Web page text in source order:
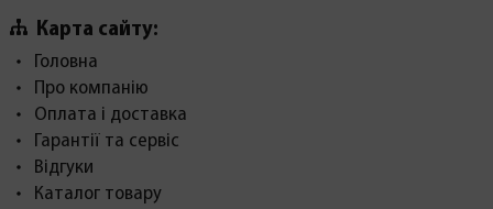
Карта сайту:
Головна
Про компанію
Оплата і доставка
Гарантії та сервіс
Відгуки
Каталог товару